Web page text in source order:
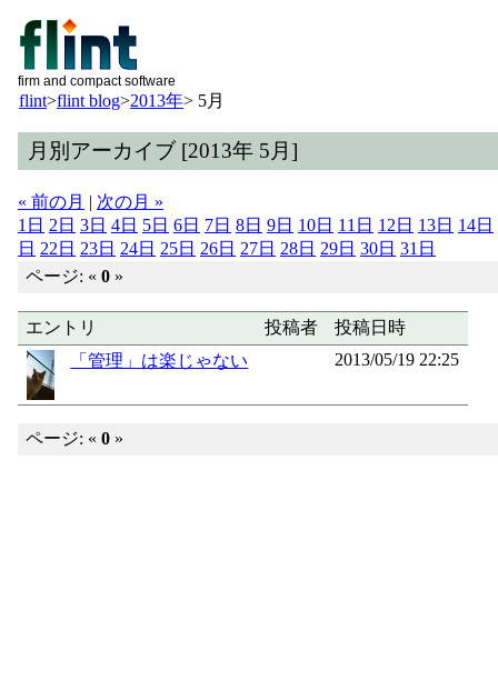
firm and compact software
flint>flint blog>2013年> 5月
月別アーカイブ [2013年 5月]
« 前の月 | 次の月 »
1日 2日 3日 4日 5日 6日 7日 8日 9日 10日 11日 12日 13日 14日
日 22日 23日 24日 25日 26日 27日 28日 29日 30日 31日
ページ: «0 »
エントリ 投稿者
投稿日時
「管理」は楽じゃない
2013/05/19 22:25
ページ: «0 »